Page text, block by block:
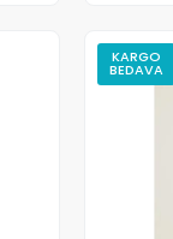
KARGO
BEDAVA